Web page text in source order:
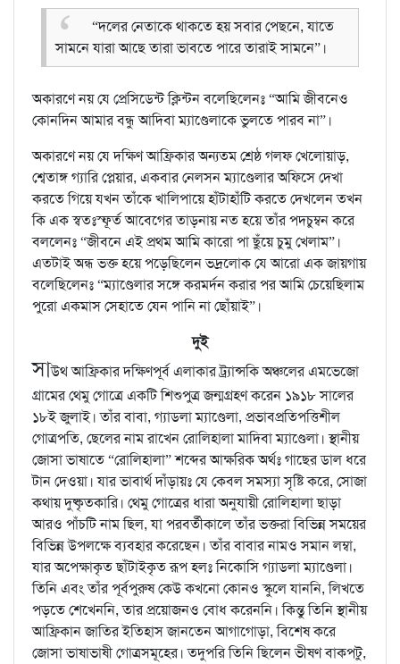
“দলের নেতাকে থাকতে হয় সবার পেছনে, যাতে
সামনে যারা আছে তারা ভাবতে পারে তারাই সামনে”।
অকারণে নয় যে প্রেসিডেন্ট ক্লিন্টন বলেছিলেনঃ “আমি জীবনেও
কোনদিন আমার বন্ধু আদিবা ম্যাণ্ডেলাকে ভুলতে পারব না”।
অকারণে নয় যে দক্ষিণ আফ্রিকার অন্যতম শ্রেষ্ঠ গলফ খেলোয়াড়,
শ্বেতাঙ্গ গ্যারি প্লেয়ার, একবার নেলসন ম্যাণ্ডেলার অফিসে দেখা
করতে গিয়ে যখন তাঁকে খালিপায়ে হাঁটাহাঁটি করতে দেখলেন তখন
কি এক স্বতঃস্ফূর্ত আবেগের তাড়নায় নত হয়ে তাঁর পদচুম্বন করে
বললেনঃ “জীবনে এই প্রথম আমি কারো পা ছুঁয়ে চুমু খেলাম”।
এতটাই অন্ধ ভক্ত হয়ে পড়েছিলেন ভদ্রলোক যে আরো এক জায়গায়
বলেছিলেনঃ “ম্যাণ্ডেলার সঙ্গে করমর্দন করার পর আমি চেয়েছিলাম
পুরো একমাস সেহাতে যেন পানি না ছোঁয়াই”।
দুই
সাউথ আফ্রিকার দক্ষিণপূর্ব এলাকার ট্র্যান্সকি অঞ্চলের এমভেজো
গ্রামের থেমু গোত্রে একটি শিশুপুত্র জন্মগ্রহণ করেন ১৯১৮ সালের
১৮ই জুলাই। তাঁর বাবা, গ্যাডলা ম্যাণ্ডেলা, প্রভাবপ্রতিপত্তিশীল
গোত্রপতি, ছেলের নাম রাখেন রোলিহালা মাদিবা ম্যাণ্ডেলা। স্থানীয়
জোসা ভাষাতে “রোলিহালা” শব্দের আক্ষরিক অর্থঃ গাছের ডাল ধরে
টান দেওয়া। যার ভাবার্থ দাঁড়ায়ঃ যে কেবল সমস্যা সৃষ্টি করে, সোজা
কথায় দুষ্কৃতকারি। থেমু গোত্রের ধারা অনুযায়ী রোলিহালা ছাড়া
আরও পাঁচটি নাম ছিল, যা পরবর্তীকালে তাঁর ভক্তরা বিভিন্ন সময়ের
বিভিন্ন উপলক্ষে ব্যবহার করেছেন। তাঁর বাবার নামও সমান লম্বা,
যার অপেক্ষাকৃত ছাঁটাইকৃত রূপ হলঃ নিকোসি গ্যাডলা ম্যাণ্ডেলা।
তিনি এবং তাঁর পূর্বপুরুষ কেউ কখনো কোনও স্কুলে যাননি, লিখতে
পড়তে শেখেননি, তার প্রয়োজনও বোধ করেননি। কিন্তু তিনি স্থানীয়
আফ্রিকান জাতির ইতিহাস জানতেন আগাগোড়া, বিশেষ করে
জোসা ভাষাভাষী গোত্রসমূহের। তদুপরি তিনি ছিলেন ভীষণ বাকপটু,